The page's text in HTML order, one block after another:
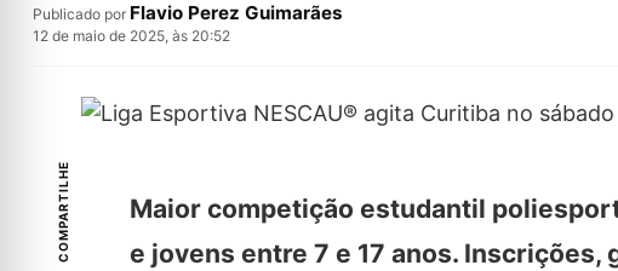
Publicado por Flavio Perez Guimarães
12 de maio de 2025, às 20:52
COMPARTILHE
Maior competição estudantil
e jovens entre 7 e 17 anos.